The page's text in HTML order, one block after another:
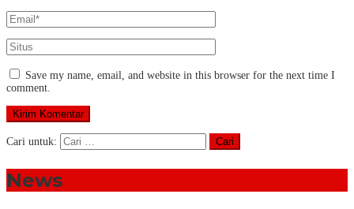
Save my name, email, and website in this browser for the next time I
comment.
Cari untuk:
News